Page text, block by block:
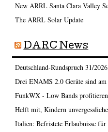
New ARRL Santa Clara Valley
The ARRL Solar Update
DARC News
Deutschland-Rundspruch 31/
Drei ENAMS 2.0 Geräte sind
FunkWX - Low Bands profitieren
Helft mit, Kindern
Italien: Befristete Erlaubnisse